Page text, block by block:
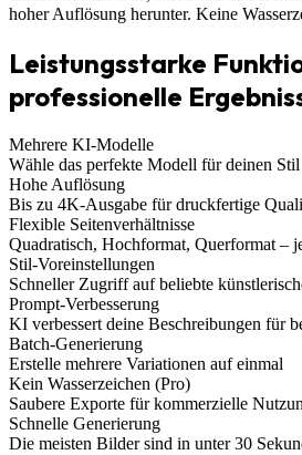
hoher Auflösung herunter. Keine
Leistungsstarke
professionelle
Mehrere KI-Modelle
Wähle das perfekte Modell für deinen Stil
Hohe Auflösung
Bis zu 4K-Ausgabe für druckfertige
Flexible Seitenverhältnisse
Quadratisch, Hochformat, Querformat –
Stil-Voreinstellungen
Schneller Zugriff auf beliebte
Prompt-Verbesserung
KI verbessert deine Beschreibungen für
Batch-Generierung
Erstelle mehrere Variationen auf einmal
Kein Wasserzeichen (Pro)
Saubere Exporte für kommerzielle
Schnelle Generierung
Die meisten Bilder sind in unter 30